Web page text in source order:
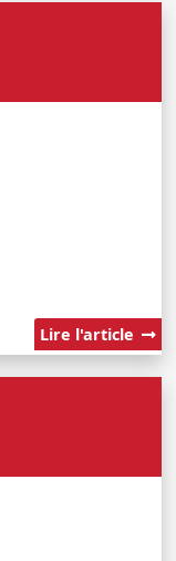
Lire l'article